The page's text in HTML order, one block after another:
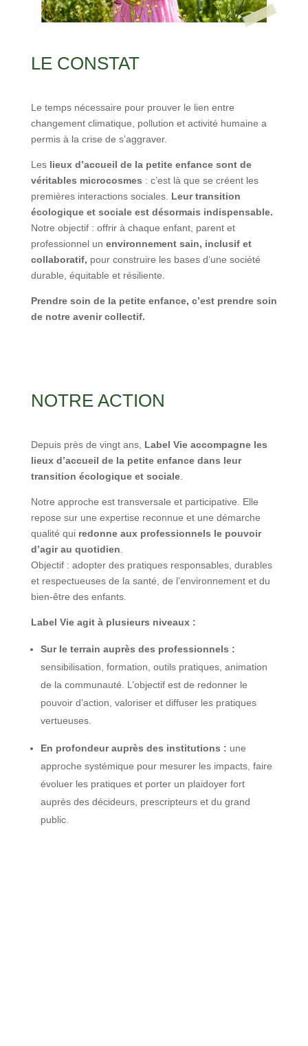
LE CONSTAT
Le temps nécessaire pour prouver le lien entre
changement climatique, pollution et activité humaine a
permis à la crise de s’aggraver.
Leslieux d’accueil de la petite enfance sont de
véritables microcosmes : c’est là que se créent les
premières interactions sociales. Leur transition
écologique et sociale est désormais indispensable.
Notre objectif : offrir à chaque enfant, parent et
professionnel un environnement sain, inclusif et
collaboratif, pour construire les bases d’une société
durable, équitable et résiliente.
Prendre soin de la petite enfance, c’est prendre soin
de notre avenir collectif.
NOTRE ACTION
Depuis près de vingt ans, Label Vie accompagne les
lieux d’accueil de la petite enfance dans leur
transition écologique et sociale.
Notre approche est transversale et participative. Elle
repose sur une expertise reconnue et une démarche
qualité quiredonne aux professionnels le pouvoir
d’agir au quotidien
Objectif : adopter des pratiques responsables, durables
et respectueuses de la santé, de l’environnement et du
bien-être des enfants.
Label Vie agit à plusieurs niveaux :
Sur le terrain auprès des professionnels :
sensibilisation, formation, outils pratiques, animation
de la communauté. L’objectif est de redonner le
pouvoir d’action, valoriser et diffuser les pratiques
vertueuses.
En profondeur auprès des institutions : une
approche systémique pour mesurer les impacts, faire
évoluer les pratiques et porter un plaidoyer fort
auprès des décideurs, prescripteurs et du grand
public.